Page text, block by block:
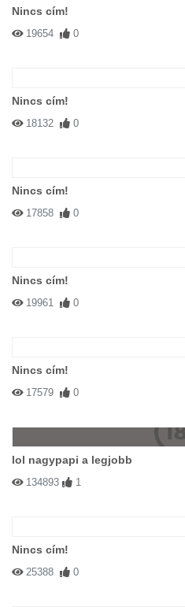
Nincs cím!
19654 0
Nincs cím!
18132 0
Nincs cím!
17858 0
Nincs cím!
19961 0
Nincs cím!
17579 0
lol nagypapi a legjobb
134893 1
Nincs cím!
25388 0